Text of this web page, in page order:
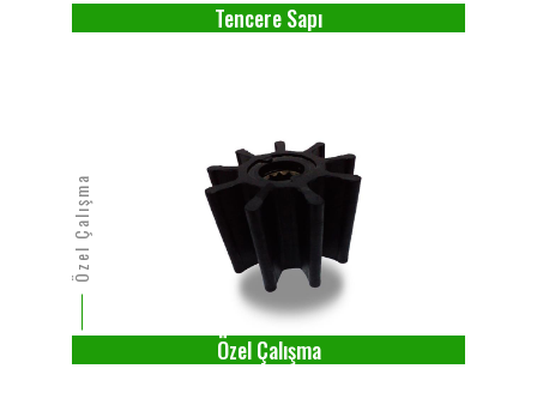
Tencere Sapı
Özel Çalışma
Özel Çalışma